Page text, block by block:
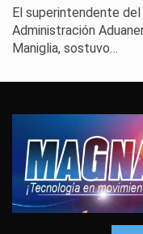
El superintendente
Administración
Maniglia, sostuvo…